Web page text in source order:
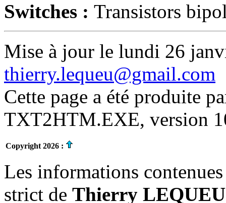
Switches : Transistors
Mise à jour le lundi 26
thierry.lequeu@gmail.com
Cette page a été produite
TXT2HTM.EXE, version
Copyright 2026 :
Les informations
strict de Thierry LEQUEU